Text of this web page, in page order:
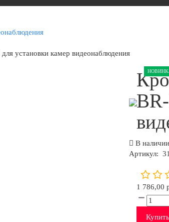
установки камер видеонаблюдения
В наличии
Артикул:
1 786,00
Купить